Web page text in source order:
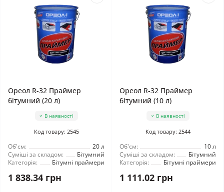
Ореол R-32 Праймер
бітумний (20 л)
В наявності
Код товару: 2545
Об'єм:
20 л
Суміші за складом:
Бітумний
Категорія:
Бітумні праймери
1 838.34 грн
Ореол R-32 Праймер
бітумний (10 л)
В наявності
Код товару: 2544
Об'єм:
10 л
Суміші за складом:
Бітумний
Категорія:
Бітумні праймери
1 111.02 грн